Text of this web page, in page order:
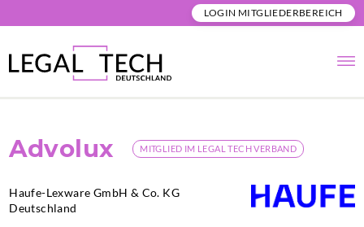
LOGIN MITGLIEDERBEREICH
Advolux MITGLIED IM LEGAL TECH VERBAND
Haufe-Lexware GmbH & Co. KG
Deutschland